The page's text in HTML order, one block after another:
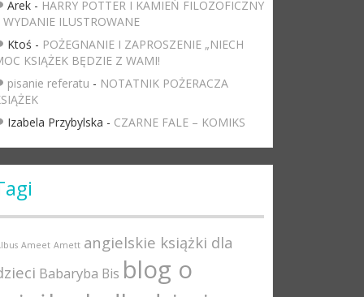
Arek - HARRY POTTER I KAMIEŃ FILOZOFICZNY
WYDANIE ILUSTROWANE
Ktoś - POŻEGNANIE I ZAPROSZENIE „NIECH
KSIĄŻEK BĘDZIE Z WAMI!
pisanie referatu - NOTATNIK POŻERACZA
Izabela Przybylska - CZARNE FALE – KOMIKS
Ameet Amett angielskie książki dla
Babaryba Bis blog o